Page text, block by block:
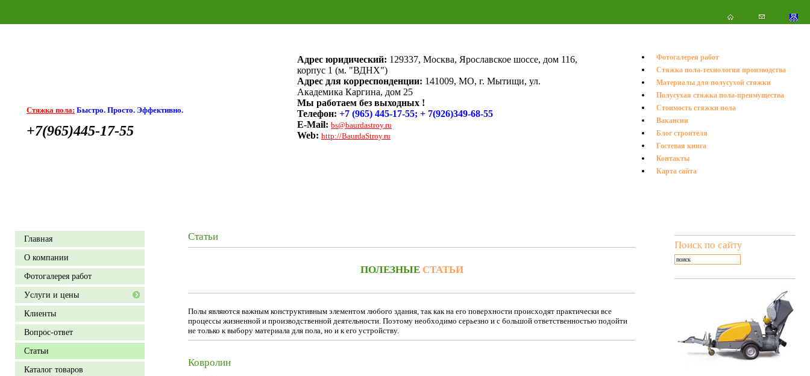
Стяжка пола: Быстро. Просто. Эффективно.
+7(965)445-17-55
Адрес юридический: 129337, Москва, Ярославское шоссе, дом 116,
корпус 1 (м. "ВДНХ")
Адрес для корреспонденции: 141009, МО, г. Мытищи, ул.
Академика Каргина, дом 25
Мы работаем без выходных !
Телефон: +7 (965) 445-17-55; + 7(926)349-68-55
E-Mail: bs@baurdastroy.ru
Web: http://BaurdaStroy.ru
Фотогалерея работ
Стяжка пола-технология производства
Материалы для полусухой стяжки
Полусухая стяжка пола-преимущества
Стоимость стяжки пола
Вакансии
Блог строителя
Гостевая книга
Контакты
Карта сайта
Главная
О компании
Фотогалерея работ
Уcлуги и цены
Клиенты
Вопрос-ответ
Статьи
Каталог товаров
Статьи
ПОЛЕЗНЫЕ СТАТЬИ
Полы являются важным конструктивным элементом любого здания, так как на его поверхности происходят практически все
процессы жизненной и производственной деятельности. Поэтому необходимо серьезно и с большой ответственностью подойти
не только к выбору материала для пола, но и к его устройству.
Ковролин
Поиск по сайту